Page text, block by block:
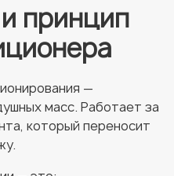
принцип
—
масс. Работает за
который переносит